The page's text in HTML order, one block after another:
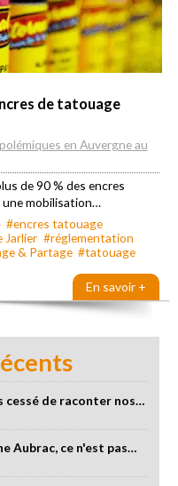
de tatouage
en Auvergne au
de 90 % des encres
une mobilisation…
#encres tatouage
Jarlier #réglementation
& Partage #tatouage
En savoir +
cessé de raconter nos…
Aubrac, ce n'est pas…